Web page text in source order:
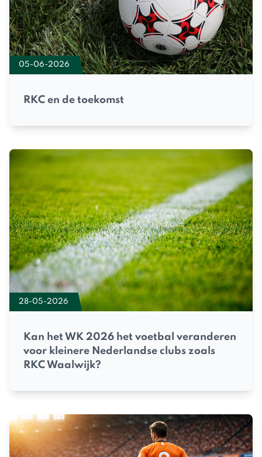
05-06-2026
RKC en de toekomst
28-05-2026
Kan het WK 2026 het voetbal veranderen
voor kleinere Nederlandse clubs zoals
RKC Waalwijk?